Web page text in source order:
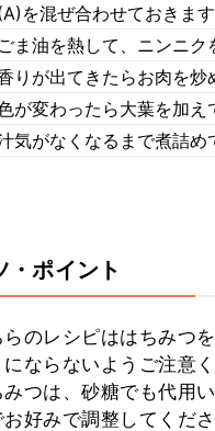
を混ぜ合わせておきます
ごま油を熱して、ニンニク
りが出てきたらお肉を炒
が変わったら大葉を加え
気がなくなるまで煮詰め
・ポイント
らのレシピははちみつ
ならないようご注意く
みつは、砂糖でも代用
好みで調整してくださ